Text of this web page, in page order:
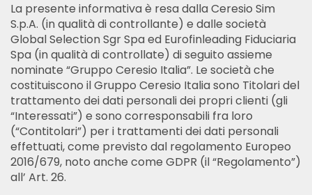
La presente informativa è resa dalla Ceresio Sim
S.p.A. (in qualità di controllante) e dalle società
Global Selection Sgr Spa ed Eurofinleading Fiduciaria
Spa (in qualità di controllate) di seguito assieme
nominate “Gruppo Ceresio Italia”. Le società che
costituiscono il Gruppo Ceresio Italia sono Titolari del
trattamento dei dati personali dei propri clienti (gli
“Interessati”) e sono corresponsabili fra loro
(“Contitolari”) per i trattamenti dei dati personali
effettuati, come previsto dal regolamento Europeo
2016/679, noto anche come GDPR (il “Regolamento”)
all’ Art. 26.